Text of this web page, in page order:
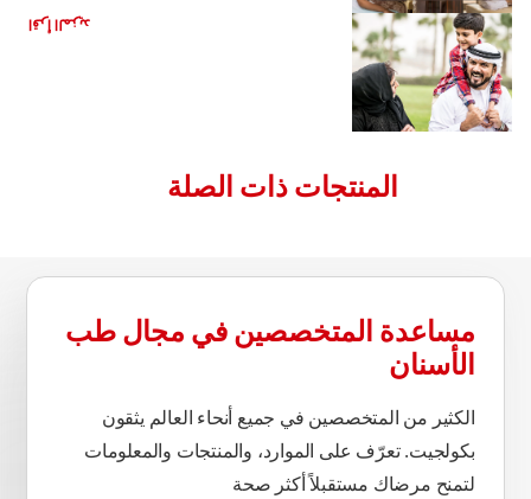
اقرأ المزيد
المنتجات ذات الصلة
مساعدة المتخصصين في مجال طب
الأسنان
الكثير من المتخصصين في جميع أنحاء العالم يثقون
بكولجيت. تعرّف على الموارد، والمنتجات والمعلومات
لتمنح مرضاك مستقبلاً أكثر صحة